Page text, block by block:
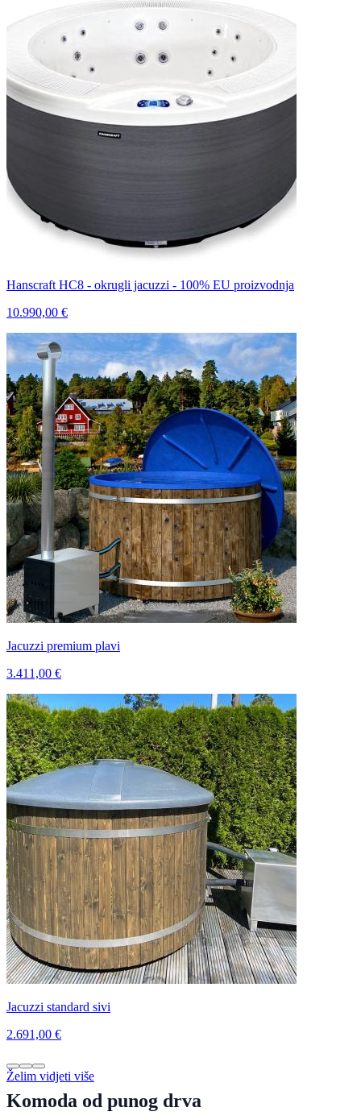
Hanscraft HC8 - okrugli jacuzzi - 100% EU proizvodnja
10.990,00 €
Jacuzzi premium plavi
3.411,00 €
Jacuzzi standard sivi
2.691,00 €
Želim vidjeti više
Komoda od punog drva